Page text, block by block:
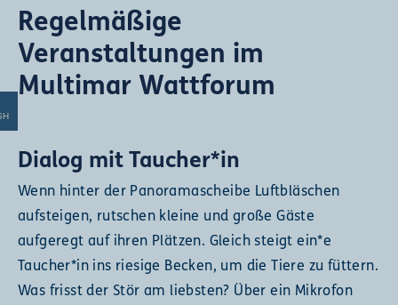
Regelmäßige
Veranstaltungen im
Multimar Wattforum
Dialog mit Taucher*in
Wenn hinter der Panoramascheibe Luftbläschen
aufsteigen, rutschen kleine und große Gäste
aufgeregt auf ihren Plätzen. Gleich steigt ein*e
Taucher*in ins riesige Becken, um die Tiere zu füttern.
Was frisst der Stör am liebsten? Über ein Mikrofon